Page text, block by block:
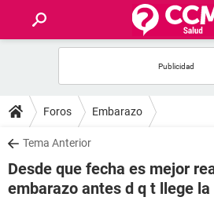
FOROS
SALUD
FAMILIA
Foros Embarazo
Tema Anterior
Desde que fecha es mejor
embarazo antes d q t llege la